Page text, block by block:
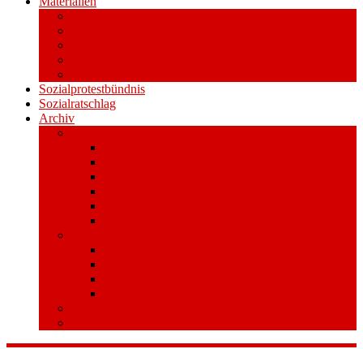
Sozialprotestbündnis
Sozialratschlag
Archiv